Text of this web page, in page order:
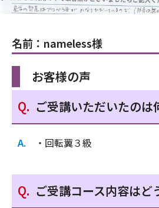
名前：nameless様
お客様の声
ご受講いただいたのは
・回転翼３級
ご受講コース内容はど